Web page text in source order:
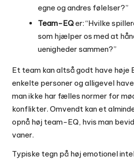
egne og andres følelser?”
Team-EQer: “Hvilke
som hjælper os med at
uenigheder sammen?”
Et team kan altså godt have høje
enkelte personer og alligevel
man ikke har fælles normer for
konflikter. Omvendt kan et
opnå høj team-EQ, hvis man
vaner.
Typiske tegn på høj emotionel